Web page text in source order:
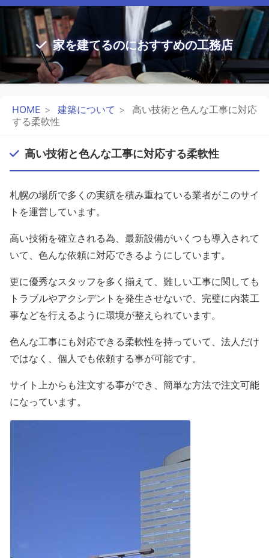
家を建てるのにおすすめの工務店
HOME 建築について
高い技術と色んな工事に対応
する柔軟性
高い技術と色んな工事に対応する柔軟性
札幌の場所で多くの実績を積み重ねている業者がこのサイ
トを運営しています。
高い技術を確立される為、最新設備がいくつも導入されて
いて、色んな依頼に対応できるようにしています。
更に優秀なスタッフを多く揃えて、難しい工事に関しても
トラブルやアクシデントを発生させないで、完璧に内装工
事などを行えるように環境が整えられています。
色んな工事にも対応できる柔軟性を持っていて、法人だけ
ではなく、個人でも依頼する事が可能です。
サイト上からも注文する事ができ、簡単な方法で注文可能
になっています。